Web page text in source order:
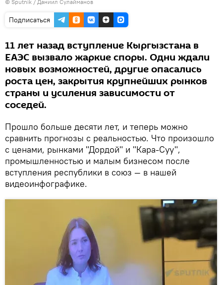
© Sputnik / Даниил Сулайманов
Подписаться
11 лет назад вступление Кыргызстана в
ЕАЭС вызвало жаркие споры. Одни ждали
новых возможностей, другие опасались
роста цен, закрытия крупнейших рынков
страны и усиления зависимости от
соседей.
Прошло больше десяти лет, и теперь можно
сравнить прогнозы с реальностью. Что произошло
с ценами, рынками "Дордой" и "Кара-Суу",
промышленностью и малым бизнесом после
вступления республики в союз — в нашей
видеоинфографике.